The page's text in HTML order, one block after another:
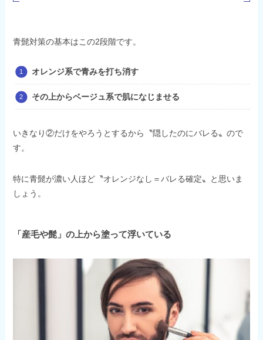
青髭対策の基本はこの2段階です。
オレンジ系で青みを打ち消す
その上からベージュ系で肌になじませる
いきなり②だけをやろうとするから〝隠したのにバレる〟ので
す。
特に青髭が濃い人ほど〝オレンジなし＝バレる確定〟と思いま
しょう。
「産毛や髭」の上から塗って浮いている